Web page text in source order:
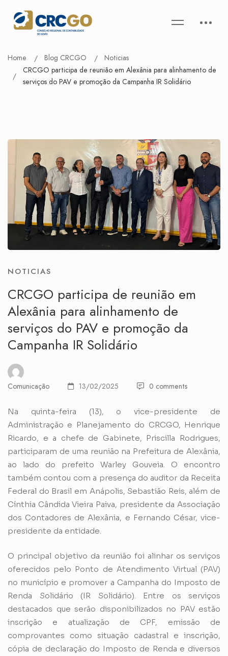
Home Blog CRCGO
Noticias
CRCGO participa de reunião em Alexânia para alinhamento de
serviços do PAV e promoção da Campanha IR Solidário
NOTICIAS
CRCGO participa de reunião em
Alexânia para alinhamento de
serviços do PAV e promoção da
Campanha IR Solidário
Comunicação 13/02/2025 0 comments
Na quinta-feira (13), o vice-presidente de
Administração e Planejamento do CRCGO, Henrique
Ricardo, e a chefe de Gabinete, Priscilla Rodrigues,
participaram de uma reunião na Prefeitura de Alexânia,
ao lado do prefeito Warley Gouveia. O encontro
também contou com a presença do auditor da Receita
Federal do Brasil em Anápolis, Sebastião Reis, além de
Cínthia Cândida Vieira Paiva, presidente da Associação
dos Contadores de Alexânia, e Fernando César, vice-
presidente da entidade.
O principal objetivo da reunião foi alinhar os serviços
oferecidos pelo Ponto de Atendimento Virtual (PAV)
no município e promover a Campanha do Imposto de
Renda Solidário (IR Solidário). Entre os serviços
destacados que serão disponibilizados no PAV estão
inscrição e atualização de CPF, emissão de
comprovantes como situação cadastral e inscrição,
cópia de declaração do Imposto de Renda e diversos